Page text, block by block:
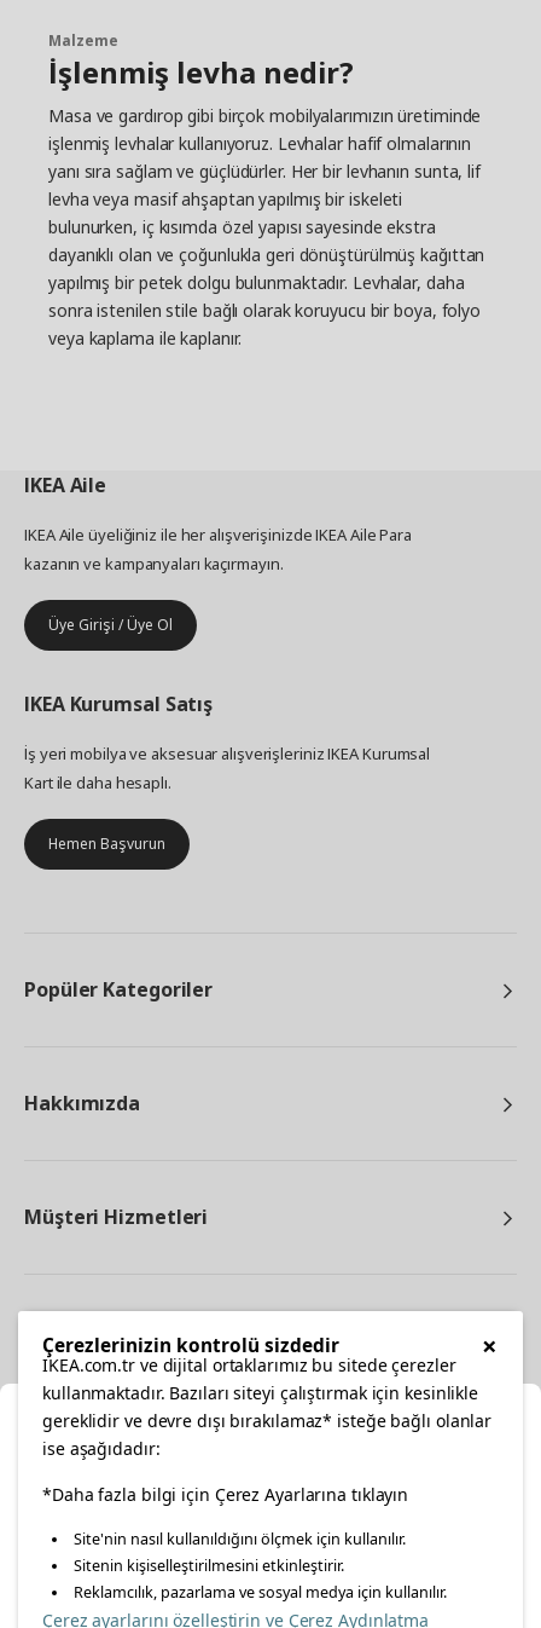
Malzeme
İşlenmiş levha nedir?
Masa ve gardırop gibi birçok mobilyalarımızın üretiminde
işlenmiş levhalar kullanıyoruz. Levhalar hafif olmalarının
yanı sıra sağlam ve güçlüdürler. Her bir levhanın sunta, lif
levha veya masif ahşaptan yapılmış bir iskeleti
bulunurken, iç kısımda özel yapısı sayesinde ekstra
dayanıklı olan ve çoğunlukla geri dönüştürülmüş kağıttan
yapılmış bir petek dolgu bulunmaktadır. Levhalar, daha
sonra istenilen stile bağlı olarak koruyucu bir boya, folyo
veya kaplama ile kaplanır.
IKEAAile
IKEA Aile üyeliğiniz ile her alışverişinizde IKEA Aile Para
kazanın ve kampanyaları kaçırmayın.
Üye Girişi / Üye Ol
IKEA Kurumsal Satış
İş yeri mobilya ve aksesuar alışverişleriniz IKEA Kurumsal
Kart ile daha hesaplı.
Hemen Başvurun
Popüler Kategoriler
Hakkımızda
Müşteri Hizmetleri
facebooktwitterinstagrampinterestyoutube
linkedin
Konumunuzu Seçin
İnternetten vereceğiniz siparişlerinizde size özel hizmet ve
içerikleri görebilmek için lütfen konumuzu seçin.
×
Çerezlerinizin kontrolü sizdedir
IKEA.com.tr ve dijital ortaklarımız bu sitede çerezler
kullanmaktadır. Bazıları siteyi çalıştırmak için kesinlikle
gereklidir ve devre dışı bırakılamaz* isteğe bağlı olanlar
ise aşağıdadır:
*Daha fazla bilgi için Çerez Ayarlarına tıklayın
Site'nin nasıl kullanıldığını ölçmek için kullanılır.
Sitenin kişiselleştirilmesini etkinleştirir.
Reklamcılık, pazarlama ve sosyal medya için kullanılır.
Çerez ayarlarını özelleştirin ve Çerez Aydınlatma